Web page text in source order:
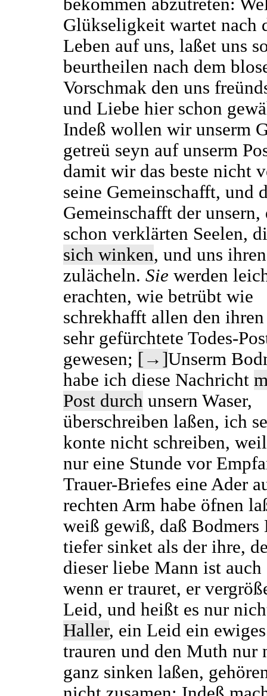
Glükseligkeit wartet nach
Leben auf uns, laßet uns
beurtheilen nach dem
Vorschmak den uns
und Liebe hier schon
Indeß wollen wir unserm
getreü seyn auf unserm
damit wir das beste nicht
seine Gemeinschafft, und
Gemeinschafft der
schon verklärten Seelen,
sich winken, und uns
zulächeln. Sie werden
erachten, wie betrübt wie
schrekhafft allen den ihren
sehr gefürchtete Todes-
gewesen; [→]Unserm
habe ich diese Nachricht
Post durch unsern Waser,
überschreiben laßen, ich
konte nicht schreiben,
nur eine Stunde vor
Trauer-Briefes eine Ader
rechten Arm habe öfnen
weiß gewiß, daß Bodmers
tiefer sinket als der ihre,
dieser liebe Mann ist auch
wenn er trauret, er
Leid, und heißt es nur
Haller, ein Leid ein
trauren und den Muth nur
ganz sinken laßen,